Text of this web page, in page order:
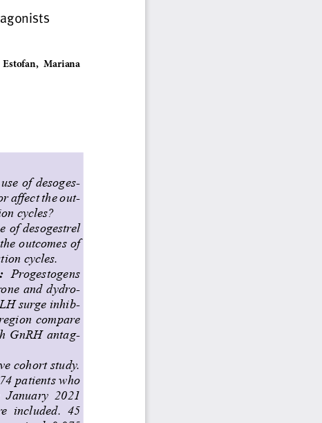
Mariana
of desoges-
affect the out-
cycles?
of desogestrel
outcomes of
cycles.
Progestogens
and dydro-
surge inhib-
compare
GnRH antag-
cohort study.
patients who
January  2021
included.  45